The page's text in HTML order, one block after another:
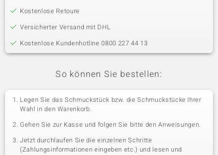
Kostenlose Retoure
Versicherter Versand mit DHL
Kostenlose Kundenhotline 0800 227 44 13
So können Sie bestellen:
Legen Sie das Schmuckstück bzw. die Schmuckstücke Ihrer
Wahl in den Warenkorb.
Gehen Sie zur Kasse und folgen Sie bitte den Anweisungen.
Jetzt durchlaufen Sie die einzelnen Schritte
(Zahlungsinformationen eingeben etc.) und lesen und